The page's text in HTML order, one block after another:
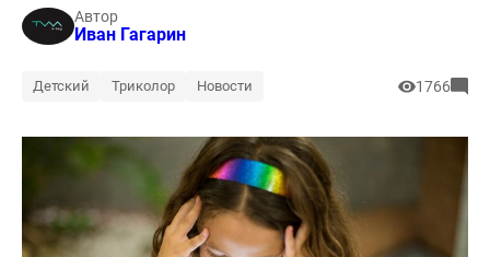
Автор
Иван Гагарин
Детский Триколор Новости 1766